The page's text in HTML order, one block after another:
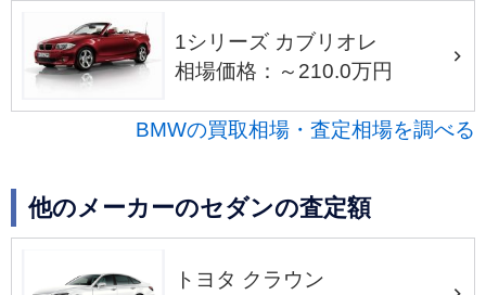
1シリーズ カブリオレ
相場価格：～210.0万円
BMWの買取相場・査定相場を調べる
他のメーカーのセダンの査定額
トヨタ クラウン